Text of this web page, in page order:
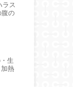
ラス
腹の
生
熱